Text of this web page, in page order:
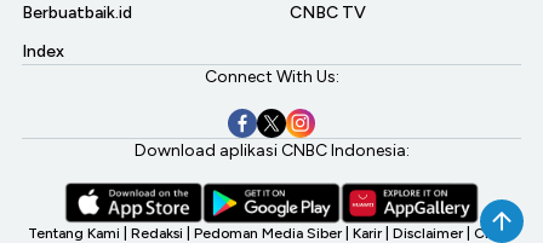
Berbuatbaik.id
Index
CNBC TV
Connect With Us:
Download aplikasi CNBC Indonesia:
Tentang Kami Redaksi Pedoman Media Siber Karir Disclaimer CNBC